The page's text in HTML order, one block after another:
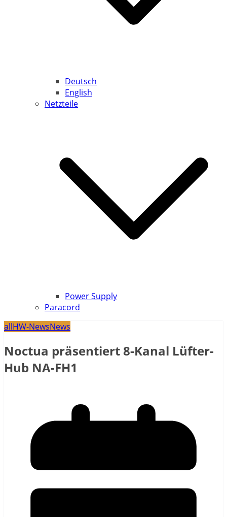
Deutsch
English
Netzteile
Power Supply
Paracord
allHW-NewsNews
Noctua präsentiert 8-Kanal Lüfter-
Hub NA-FH1